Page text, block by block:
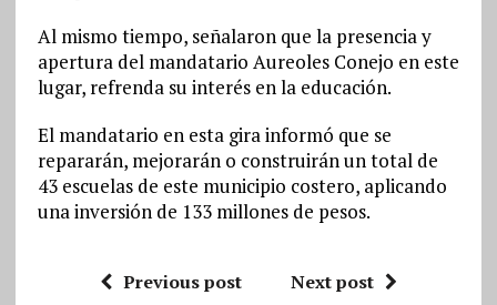
Al mismo tiempo, señalaron que la presencia y
apertura del mandatario Aureoles Conejo en este
lugar, refrenda su interés en la educación.
El mandatario en esta gira informó que se
repararán, mejorarán o construirán un total de
43 escuelas de este municipio costero, aplicando
una inversión de 133 millones de pesos.
Previous post Next post